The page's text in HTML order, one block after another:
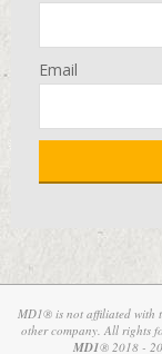
Email
MD1® is not affiliated with
other company. All rights
MD1® 2018 -